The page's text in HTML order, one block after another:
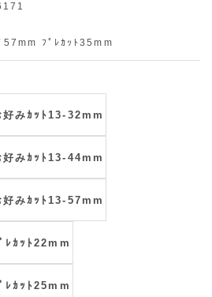
ﾌﾟﾚｶｯﾄ35mm
みｶｯﾄ13-32mm
みｶｯﾄ13-44mm
みｶｯﾄ13-57mm
ﾚｶｯﾄ22mm
ﾚｶｯﾄ25mm